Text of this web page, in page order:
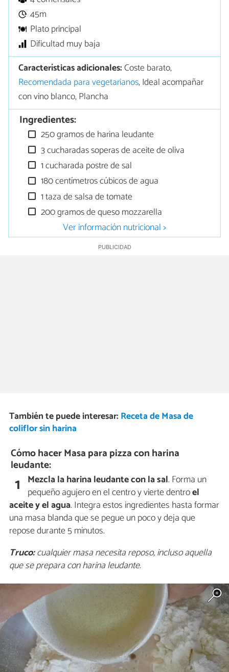
45m
Plato principal
Dificultad muy baja
Características adicionales:Coste barato,
Recomendada para vegetarianos, Ideal acompañar
con vino blanco, Plancha
Ingredientes:
250 gramos de harina leudante
3 cucharadas soperas de aceite de oliva
1 cucharada postre de sal
180 centímetros cúbicos de agua
1 taza de salsa de tomate
200 gramos de queso mozzarella
Ver información nutricional >
También te puede interesar: Receta de Masa de
coliflor sin harina
Cómo hacer Masa para pizza con harina
leudante:
1 Mezcla la harina leudante con la sal. Forma un
pequeño agujero en el centro y vierte dentroel
aceite y el agua. Integra estos ingredientes hasta formar
una masa blanda que se pegue un poco y deja que
repose durante 5 minutos.
Truco:cualquier masa necesita reposo, incluso aquella
que se prepara con harina leudante.